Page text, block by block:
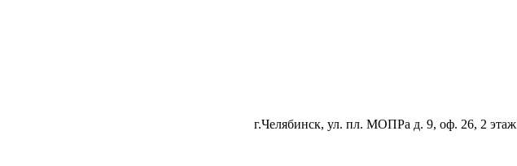
г.Челябинск, ул. пл. МОПРа д. 9, оф. 26, 2 этаж